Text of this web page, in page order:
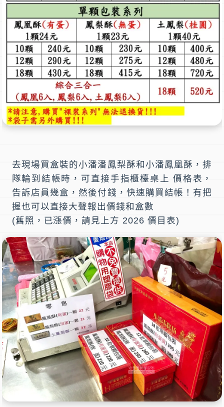
去現場買盒裝的小潘潘鳳梨酥和小潘鳳凰酥 ，排
隊輪到結帳時，可直接手指櫃檯桌上 價格表，
告訴店員幾盒，然後付錢，快速購買結帳！有把
握也可以直接大聲報出價錢和盒數
(舊照，已漲價，請見上方 2026 價目表)